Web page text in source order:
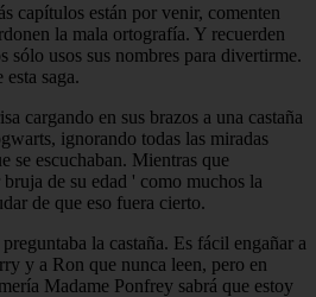
capítulos están por venir, comenten
la mala ortografía. Y recuerden
sólo usos sus nombres para divertirme.
saga.
cargando en sus brazos a una castaña
ignorando todas las miradas
se escuchaban. Mientras que
de su edad ' como muchos la
de que eso fuera cierto.
la castaña. Es fácil engañar a
y a Ron que nunca leen, pero en
Madame Ponfrey sabrá que estoy